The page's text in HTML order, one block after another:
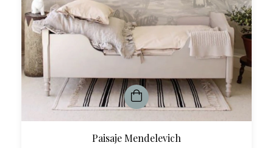
Paisaje Mendelevich